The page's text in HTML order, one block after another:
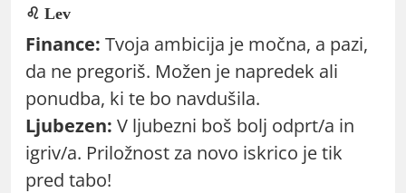
♌ Lev
Finance: Tvoja ambicija je močna, a pazi,
da ne pregoriš. Možen je napredek ali
ponudba, ki te bo navdušila.
Ljubezen: V ljubezni boš bolj odprt/a in
igriv/a. Priložnost za novo iskrico je tik
pred tabo!